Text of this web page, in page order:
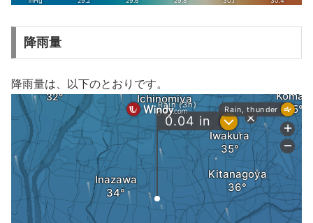
降雨量
降雨量は、以下のとおりです。